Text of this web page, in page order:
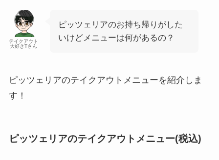
テイクアウト
大好きTさん
ピッツェリアのお持ち帰りがした
いけどメニューは何があるの？
ピッツェリアのテイクアウトメニューを紹介しま
す！
ピッツェリアのテイクアウトメニュー(税込)